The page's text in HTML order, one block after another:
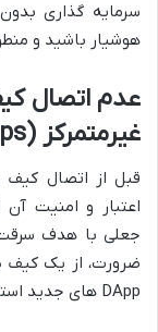
سرمایه گذاری
هوشیار باشید و
عدم اتصال
غیرمتمرکز (DApps) ناشناس
جعلی با هدف
ضرورت، از یک کیف
DApp های جدید استفاده کنید.